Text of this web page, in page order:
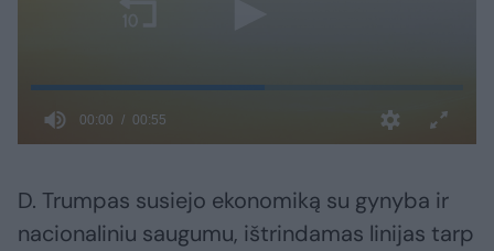
D. Trumpas susiejo ekonomiką su gynyba ir
nacionaliniu saugumu, ištrindamas linijas tarp